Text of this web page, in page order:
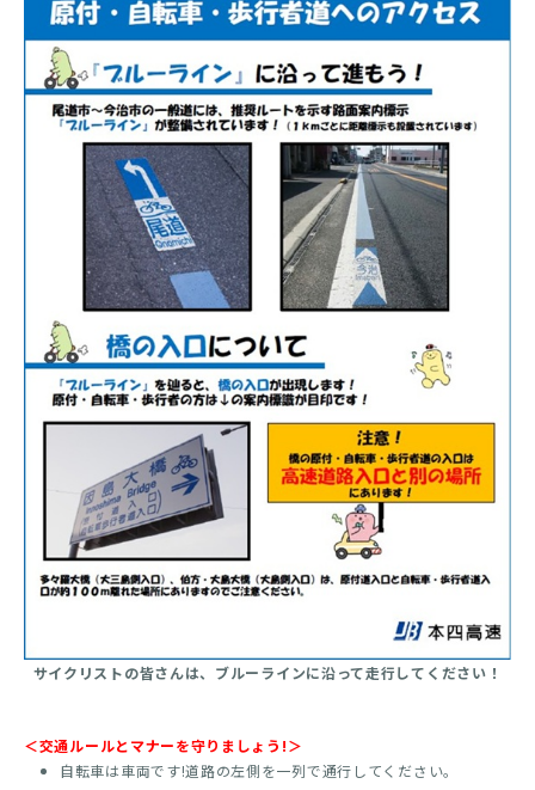
サイクリストの皆さんは、ブルーラインに沿って走行してください！
＜交通ルールとマナーを守りましょう!＞
自転車は車両です!道路の左側を一列で通行してください。